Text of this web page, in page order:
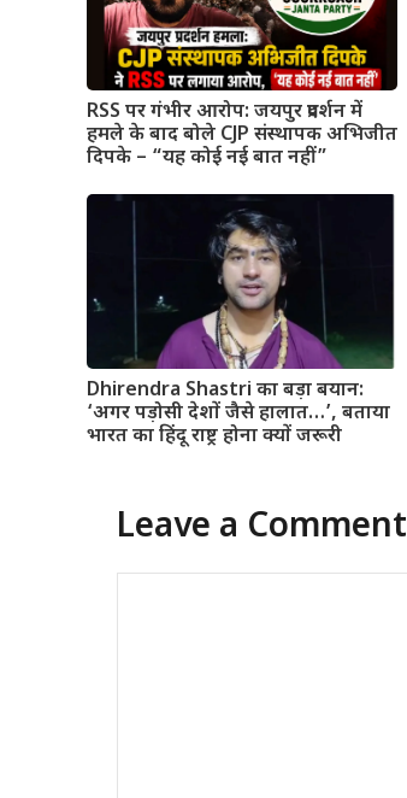
RSS पर गंभीर आरोप: जयपुर प्रदर्शन में
हमले के बाद बोले CJP संस्थापक अभिजीत
दिपके – “यह कोई नई बात नहीं”
Dhirendra Shastri का बड़ा बयान:
‘अगर पड़ोसी देशों जैसे हालात…’, बताया
भारत का हिंदू राष्ट्र होना क्यों जरूरी
Leave a Comment